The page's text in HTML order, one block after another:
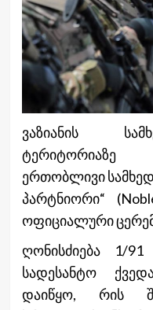
ვაზიანის
ტერიტორიაზე
ერთობლივი
პარტნიორი“
ოფიციალური
ღონისძიება 1/
სადესანტო
დაიწყო, რის